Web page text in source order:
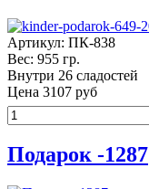
Артикул: ПК-838
Вес: 955 гр.
Внутри 26 сладостей
Цена 3107 руб
Подарок -1287